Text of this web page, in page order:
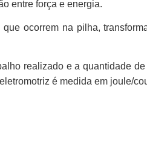
entre força e energia.
ocorrem na pilha,
realizado e a quantidade
é medida em joule/